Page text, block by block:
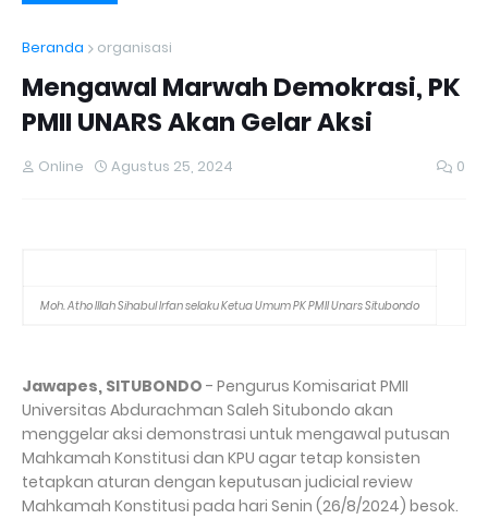
Beranda
organisasi
Mengawal Marwah Demokrasi, PK
PMII UNARS Akan Gelar Aksi
Online Agustus 25, 2024 0
Moh. Atho Illah Sihabul Irfan selaku Ketua Umum PK PMII Unars Situbondo
Jawapes, SITUBONDO - Pengurus Komisariat PMII
Universitas Abdurachman Saleh Situbondo akan
menggelar aksi demonstrasi untuk mengawal putusan
Mahkamah Konstitusi dan KPU agar tetap konsisten
tetapkan aturan dengan keputusan judicial review
Mahkamah Konstitusi pada hari Senin (26/8/2024) besok.